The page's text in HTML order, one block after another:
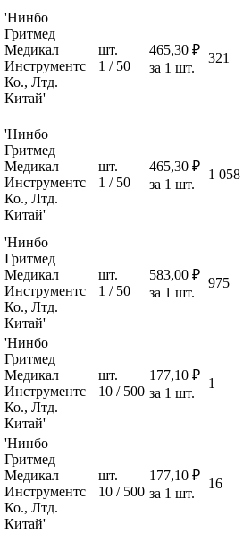
'Нинбо
Гритмед
Медикал
Инструментс
Ко., Лтд.
Китай'
шт.
1 / 50
465,30 ₽
за 1 шт.
321
'Нинбо
Гритмед
Медикал
Инструментс
Ко., Лтд.
Китай'
шт.
1 / 50
465,30 ₽
за 1 шт.
1 058
'Нинбо
Гритмед
Медикал
Инструментс
Ко., Лтд.
Китай'
шт.
1 / 50
583,00 ₽
за 1 шт.
975
'Нинбо
Гритмед
Медикал
Инструментс
Ко., Лтд.
Китай'
шт.
10 / 500
177,10 ₽
за 1 шт.
1
'Нинбо
Гритмед
Медикал
Инструментс
Ко., Лтд.
Китай'
шт.
10 / 500
177,10 ₽
за 1 шт.
16